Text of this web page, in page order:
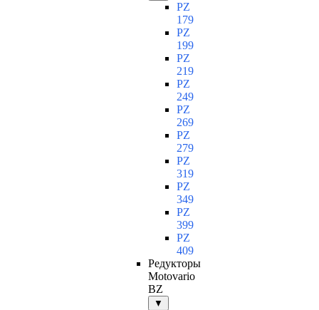
PZ
179
PZ
199
PZ
219
PZ
249
PZ
269
PZ
279
PZ
319
PZ
349
PZ
399
PZ
409
Редукторы
Motovario
BZ
▼